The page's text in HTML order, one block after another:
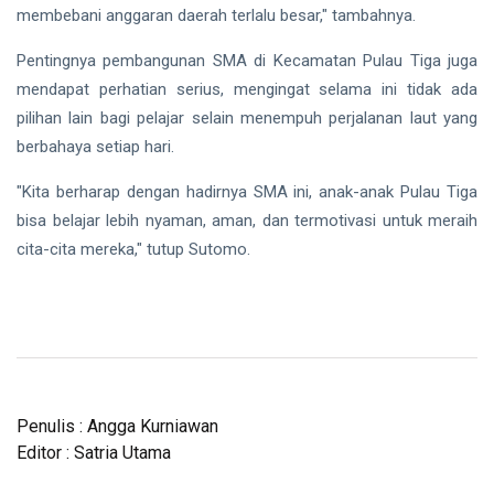
membebani anggaran daerah terlalu besar," tambahnya.
Pentingnya pembangunan SMA di Kecamatan Pulau Tiga juga
mendapat perhatian serius, mengingat selama ini tidak ada
pilihan lain bagi pelajar selain menempuh perjalanan laut yang
berbahaya setiap hari.
"Kita berharap dengan hadirnya SMA ini, anak-anak Pulau Tiga
bisa belajar lebih nyaman, aman, dan termotivasi untuk meraih
cita-cita mereka," tutup Sutomo.
Penulis : Angga Kurniawan
Editor : Satria Utama